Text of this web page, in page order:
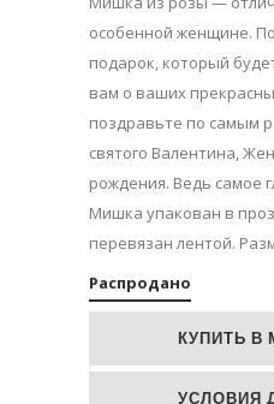
особенной женщине.
подарок, который
вам о ваших
поздравьте по самым
святого Валентина,
рождения. Ведь самое
Мишка упакован в
перевязан лентой.
Распродано
КУПИТЬ В
УСЛОВИЯ